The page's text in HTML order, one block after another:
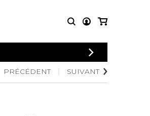
CONNEXION
AUTRES
PRODUITS
PRÉCÉDENT SUIVANT